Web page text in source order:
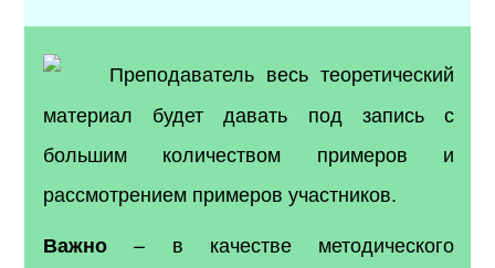
Преподаватель весь теоретический
материал будет давать под запись с
большим количеством примеров и
рассмотрением примеров участников.
Важно – в качестве методического